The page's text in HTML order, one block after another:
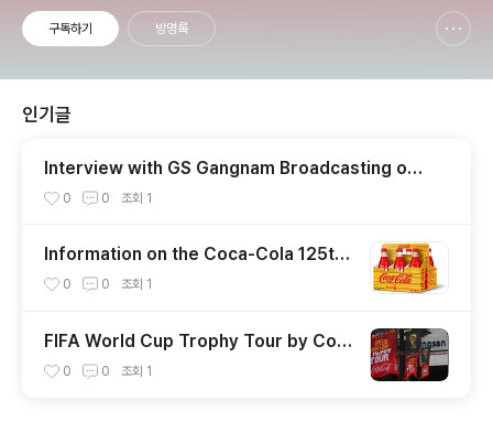
구독하기 방명록
인기글
Interview with GS Gangnam Broadcasting on
Coca-Cola World Exhibition (August 8, 2010)
0 0 조회 1
Information on the Coca-Cola 125th
Anniversary Exhibition
0 0 조회 1
FIFA World Cup Trophy Tour by Coc
a-Cola in Seoul(2010. 4. 21)
0 0 조회 1